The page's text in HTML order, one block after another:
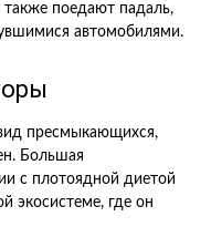
поедают падаль,
автомобилями.
пресмыкающихся,
Большая
с плотоядной диетой
экосистеме, где он